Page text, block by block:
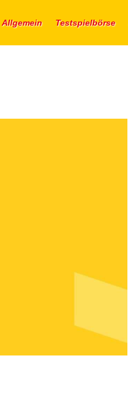
Allgemein Testspielbörse